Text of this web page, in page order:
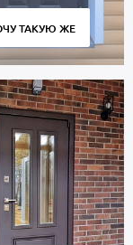
и сквозняков.
мм. Гарантия 5
на сайте, чтобы
Бесплатный
собственным
ТАКУЮ ЖЕ